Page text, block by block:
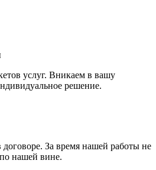
услуг. Вникаем в вашу
решение.
За время нашей работы не
нашей вине.